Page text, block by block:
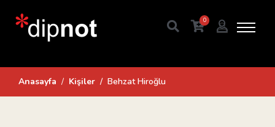
0
Anasayfa Kişiler Behzat Hiroğlu